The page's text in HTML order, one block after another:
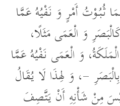
ثُبُوْتُ أَمْرٍ وَ نَفْيُهُ عَمَّا
وَ الْعَمَى مَثَلًا،
وَ الْعَمَى نَفْيُهُ عَمَّا
-، وَ لِهذَا لَا يُقَالُ
مِنْ شَأْنِهِ أَنْ يَتَّصِفَ